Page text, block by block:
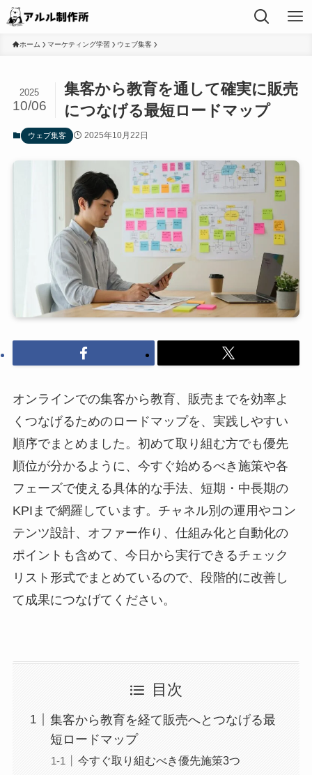
ホーム マーケティング学習 ウェブ集客
集客から教育を通して確実に販売
につなげる最短ロードマップ
2025
10/06
ウェブ集客 2025年10月22日
オンラインでの集客から教育、販売までを効率よ
くつなげるためのロードマップを、実践しやすい
順序でまとめました。初めて取り組む方でも優先
順位が分かるように、今すぐ始めるべき施策や各
フェーズで使える具体的な手法、短期・中長期の
KPIまで網羅しています。チャネル別の運用やコン
テンツ設計、オファー作り、仕組み化と自動化の
ポイントも含めて、今日から実行できるチェック
リスト形式でまとめているので、段階的に改善し
て成果につなげてください。
目次
集客から教育を経て販売へとつなげる最
短ロードマップ
今すぐ取り組むべき優先施策3つ